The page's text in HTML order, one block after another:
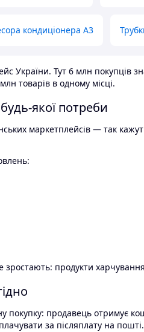
кондиціонера А3
України. Тут 6 млн покупців
товарів в одному місці.
якої потреби
маркетплейсів — так
продукти
покупку: продавець отримує
за післяплату на пошті.